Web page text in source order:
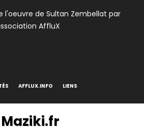
l'oeuvre de Sultan Zembellat par
AffluX
AFFLUX.INFO LIENS
Maziki.fr